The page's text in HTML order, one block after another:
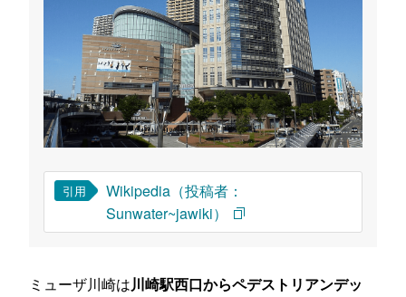
引用
Wikipedia（投稿者：
Sunwater~jawiki）
ミューザ川崎は川崎駅西口からペデストリアンデッ